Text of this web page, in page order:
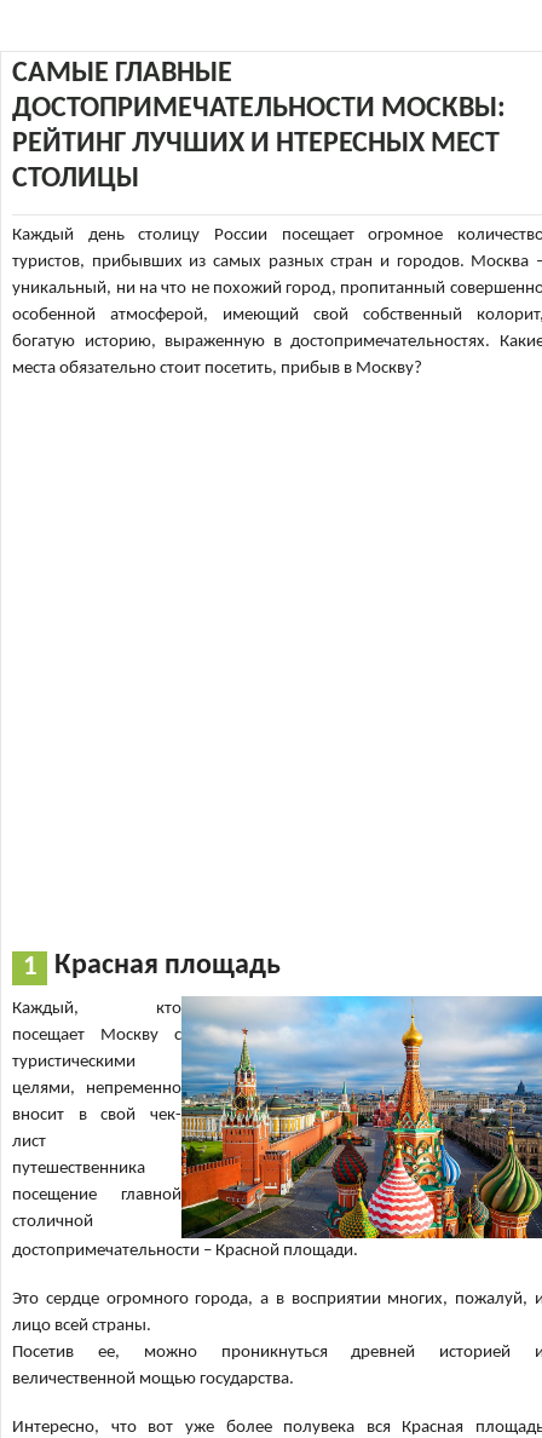
САМЫЕ ГЛАВНЫЕ
ДОСТОПРИМЕЧАТЕЛЬНОСТИ МОСКВЫ:
РЕЙТИНГ ЛУЧШИХ И НТЕРЕСНЫХ МЕСТ
СТОЛИЦЫ
Каждый день столицу России посещает огромное
туристов, прибывших из самых разных стран и городов. Москва
уникальный, ни на что не похожий город, пропитанный
особенной атмосферой, имеющий свой собственный
богатую историю, выраженную в достопримечательностях.
места обязательно стоит посетить, прибыв в Москву?
Красная площадь
Каждый, кто
посещает Москву с
туристическими
целями, непременно
вносит в свой чек-
лист
путешественника
посещение главной
столичной
достопримечательности – Красной площади.
Это сердце огромного города, а в восприятии многих, пожалуй,
лицо всей страны.
Посетив ее, можно проникнуться древней историей
величественной мощью государства.
Интересно, что вот уже более полувека вся Красная